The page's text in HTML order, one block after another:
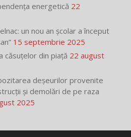
energetică 22
un nou an școlar a început
15 septembrie 2025
căsuțelor din piață 22 august
deșeurilor provenite
și demolări de pe raza
2025